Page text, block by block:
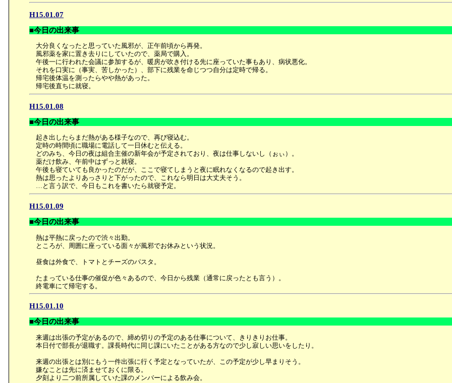
H15.01.07
■今日の出来事
大分良くなったと思っていた風邪が、正午前頃から再発。
風邪薬を家に置き去りにしていたので、薬局で購入。
午後一に行われた会議に参加するが、暖房が吹き付ける先に座っていた事もあり、病状悪化。
それを口実に（事実、苦しかった）、部下に残業を命じつつ自分は定時で帰る。
帰宅後体温を測ったらやや熱があった。
帰宅後直ちに就寝。
H15.01.08
■今日の出来事
起き出したらまだ熱がある様子なので、再び寝込む。
定時の時間頃に職場に電話して一日休むと伝える。
どのみち、今日の夜は組合主催の新年会が予定されており、夜は仕事しないし（ぉぃ）。
薬だけ飲み、午前中はずっと就寝。
午後も寝ていても良かったのだが、ここで寝てしまうと夜に眠れなくなるので起き出す。
熱は思ったよりあっさりと下がったので、これなら明日は大丈夫そう。
…と言う訳で、今日もこれを書いたら就寝予定。
H15.01.09
■今日の出来事
熱は平熱に戻ったので渋々出勤。
ところが、周囲に座っている面々が風邪でお休みという状況。
昼食は外食で、トマトとチーズのパスタ。
たまっている仕事の催促が色々あるので、今日から残業（通常に戻ったとも言う）。
終電車にて帰宅する。
H15.01.10
■今日の出来事
来週は出張の予定があるので、締め切りの予定のある仕事について、きりきりお仕事。
本日付で部長が退職す。課長時代に同じ課にいたことがある方なので少し寂しい思いをしたり。
来週の出張とは別にもう一件出張に行く予定となっていたが、この予定が少し早まりそう。
嫌なことは先に済ませておくに限る。
夕刻より二つ前所属していた課のメンバーによる飲み会。